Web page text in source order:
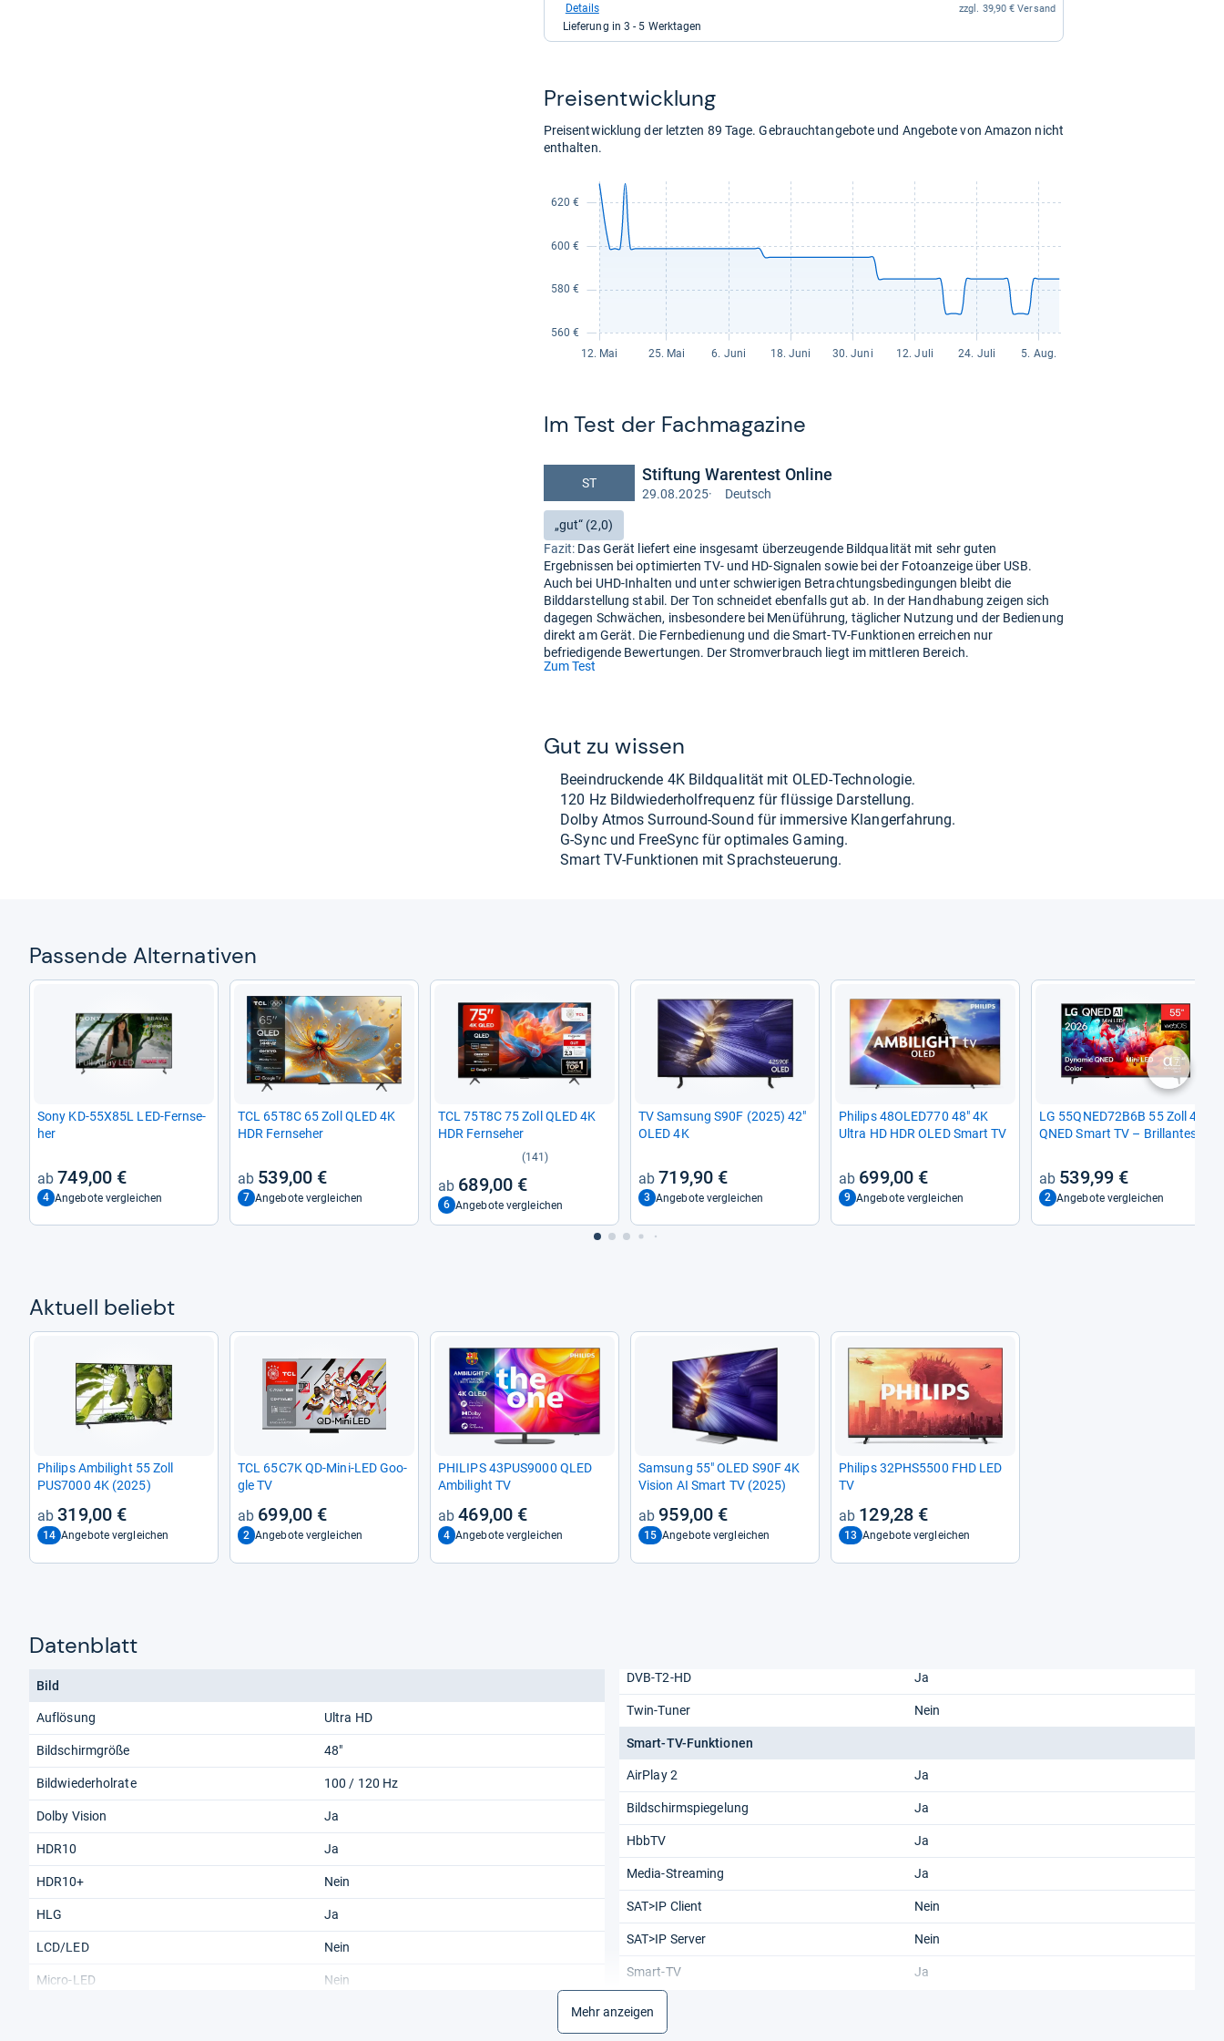
Media
Markt
zzgl. 39,90 € Versand
Details
Lieferung in 3 - 5 Werktagen
Preis­ent­wick­lung
Preisentwicklung der letzten 89 Tage. Gebrauchtangebote und Angebote von Amazon nicht
enthalten.
Im Test der Fach­ma­ga­zine
ST Stiftung Warentest Online
29.08.2025· Deutsch
Test
Bewertung:
„gut“ (2,0)
Fazit: Das Gerät liefert eine insgesamt überzeugende Bildqualität mit sehr guten
Ergebnissen bei optimierten TV- und HD-Signalen sowie bei der Fotoanzeige über USB.
Auch bei UHD-Inhalten und unter schwierigen Betrachtungsbedingungen bleibt die
Bilddarstellung stabil. Der Ton schneidet ebenfalls gut ab. In der Handhabung zeigen sich
dagegen Schwächen, insbesondere bei Menüführung, täglicher Nutzung und der Bedienung
direkt am Gerät. Die Fernbedienung und die Smart-TV-Funktionen erreichen nur
befriedigende Bewertungen. Der Stromverbrauch liegt im mittleren Bereich.
Zum Test
Gut zu wis­sen
Beein­dru­ckende 4K Bild­qua­li­tät mit OLED-​Tech­no­lo­gie.
120 Hz Bild­wie­der­hol­fre­quenz für flüs­sige Dar­stel­lung.
Dolby Atmos Sur­round-​Sound für immer­sive Klan­ger­fah­rung.
G-​Sync und Free­Sync für opti­ma­les Gaming.
Smart TV-​Funk­tio­nen mit Sprach­steue­rung.
Pas­sende Alter­na­ti­ven
Sony KD-​55X85L LED-​Fern­se­
her
749,00 €
4 Angebote vergleichen
TCL 65T8C 65 Zoll QLED 4K
HDR Fern­se­her
539,00 €
7 Angebote vergleichen
TCL 75T8C 75 Zoll QLED 4K
HDR Fern­se­her
(141)
689,00 €
6 Angebote vergleichen
TV Sam­sung S90F (2025) 42"
OLED 4K
719,90 €
3 Angebote vergleichen
Phi­lips 48OLED770 48" 4K
Ultra HD HDR OLED Smart TV
699,00 €
9 Angebote vergleichen
LG 55QNED72B6B 55 Zoll 4K
QNED Smart TV – Bril­lan­tes
rung539,99 €
2 Angebote vergleichen
nächste
Aktu­ell beliebt
Phi­lips Ambi­light 55 Zoll
PUS7000 4K (2025)
319,00 €
14 Angebote vergleichen
TCL 65C7K QD-​Mini-​LED Goo­
gle TV
699,00 €
2 Angebote vergleichen
PHI­LIPS 43PUS9000 QLED
Ambi­light TV
469,00 €
4 Angebote vergleichen
Sam­sung 55" OLED S90F 4K
Vision AI Smart TV (2025)
959,00 €
15 Angebote vergleichen
Phi­lips 32PHS5500 FHD LED
TV
129,28 €
13 Angebote vergleichen
Datenblatt
Bild
Auflösung Ultra HD
Bildschirmgröße 48"
Bildwiederholrate 100 / 120 Hz
Dolby Vision Ja
HDR10 Ja
HDR10+ Nein
HLG Ja
LCD/LED Nein
Micro-LED Nein
DVB-T2-HD Ja
Twin-Tuner Nein
Smart-TV-Funktionen
AirPlay 2 Ja
Bildschirmspiegelung Ja
HbbTV Ja
Media-Streaming Ja
SAT>IP Client Nein
SAT>IP Server Nein
Smart-TV Ja
WLAN
Wi-Fi Direct
Mehr anzeigen